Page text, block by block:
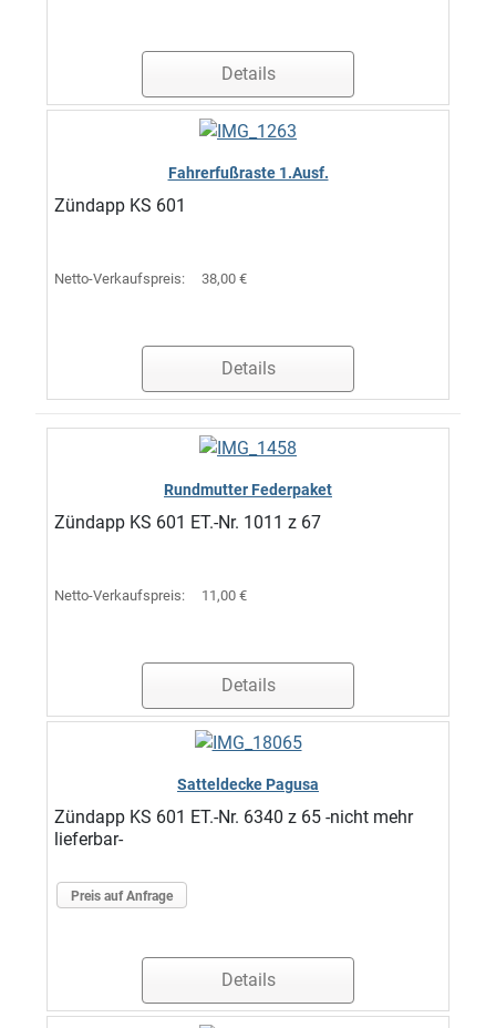
Details
Fahrerfußraste 1.Ausf.
Zündapp KS 601
Netto-Verkaufspreis: 38,00 €
Details
Rundmutter Federpaket
Zündapp KS 601 ET.-Nr. 1011 z 67
Netto-Verkaufspreis: 11,00 €
Details
Satteldecke Pagusa
Zündapp KS 601 ET.-Nr. 6340 z 65 -nicht mehr
lieferbar-
Preis auf Anfrage
Details